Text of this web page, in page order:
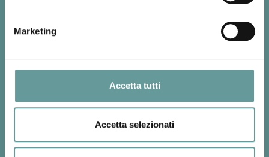
Marketing
Accetta tutti
Accetta selezionati